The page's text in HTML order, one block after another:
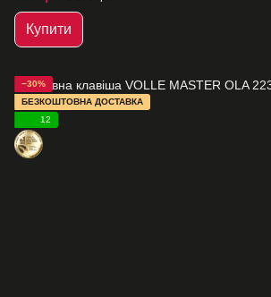
Купити
−30%
БЕЗКОШТОВНА ДОСТАВКА
12